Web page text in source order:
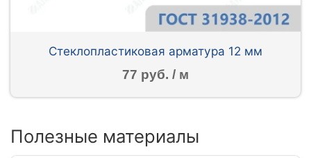
Стеклопластиковая арматура 12 мм
77 руб. / м
Полезные материалы